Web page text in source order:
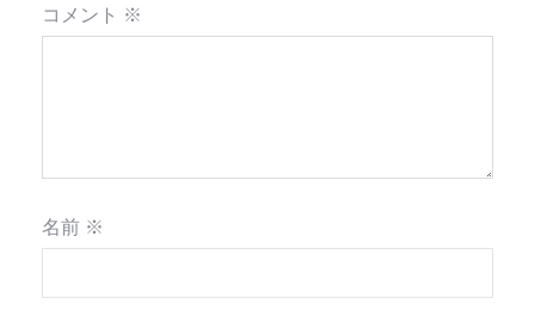
コメント ※
名前 ※